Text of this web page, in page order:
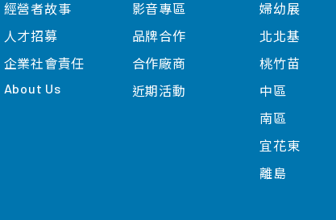
經營者故事
人才招募
企業社會責任
About Us
影音專區
品牌合作
合作廠商
近期活動
婦幼展
北北基
桃竹苗
中區
南區
宜花東
離島